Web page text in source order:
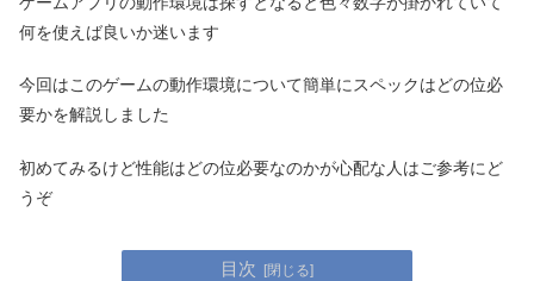
何を使えば良いか迷います
今回はこのゲームの動作環境について簡単にスペックはどの位必
要かを解説しました
初めてみるけど性能はどの位必要なのかが心配な人はご参考にど
うぞ
目次